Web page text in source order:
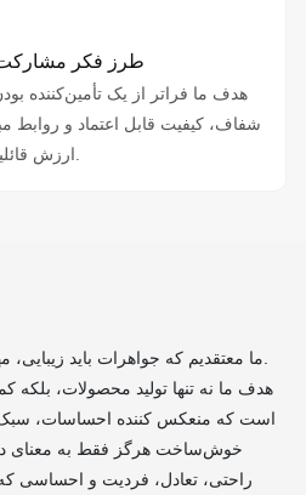
طرز فکر
هدف ما فراتر از یک تأمین‌کننده
شفاف، کیفیت قابل اعتماد و روابط
ما معتقدیم که جواهرات باید زیبایی، مهارت و معنا را با هم ترکیب کنند.
هدف ما نه تنها تولید محصولات،
است که منعکس کننده احساسات، سبک
خوش‌ساخت هرگز فقط به معنای
راحتی، تعادل، فردیت و احساسی